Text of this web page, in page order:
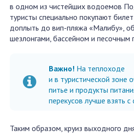
в одном из чистейших водоемов
туристы специально покупают
доплыть до вип-пляжа «Малибу»,
шезлонгами, бассейном и песочным
Важно! На теплоходе
и в туристической зоне
питье и продукты
перекусов лучше взять с
Таким образом, круиз выходного